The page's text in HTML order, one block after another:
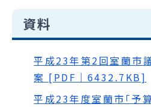
資料
平成23年第2回室蘭市
案 [PDF｜6432.7KB]
平成23年度室蘭市「予